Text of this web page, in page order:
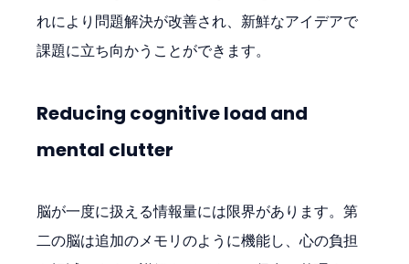
れにより問題解決が改善され、新鮮なアイデアで
課題に立ち向かうことができます。
Reducing cognitive load and
mental clutter
脳が一度に扱える情報量には限界があります。第
二の脳は追加のメモリのように機能し、心の負担